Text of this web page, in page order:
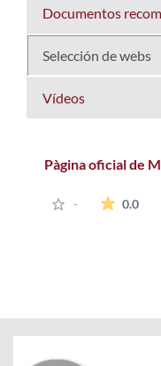
Documentos
Selección de webs
Vídeos
Pàgina oficial de
- 0.0La